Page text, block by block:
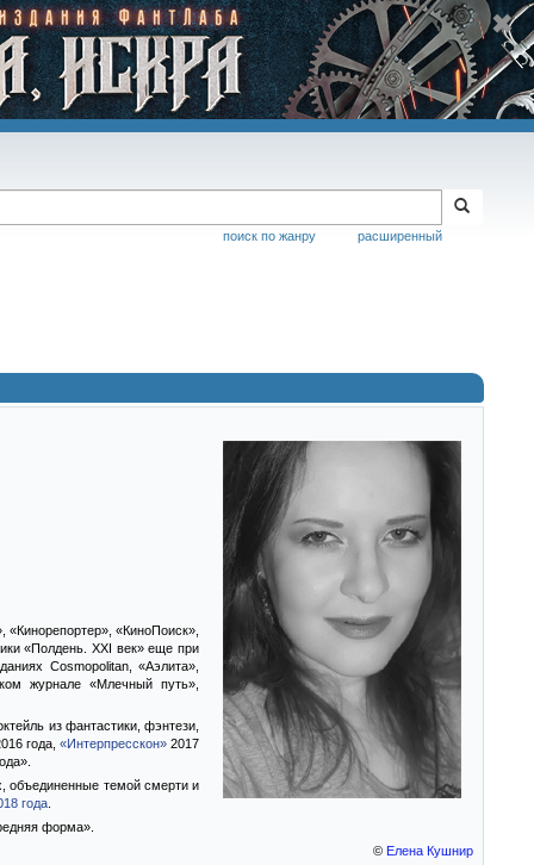
расширенный
поиск по жанру
«КиноПоиск»,
«Полдень. XXI век» еще при
Cosmopolitan, «Аэлита»,
журнале «Млечный путь»,
из фантастики, фэнтези,
года, «Интерпресскон»2017
объединенные темой смерти и
года
форма».
© Елена Кушнир